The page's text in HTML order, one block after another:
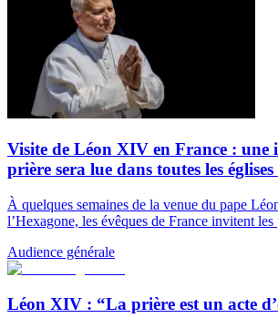
Visite de Léon XIV en France : une
prière sera lue dans toutes les
À quelques semaines de la venue du pape
l’Hexagone, les évêques de France invitent les
Audience générale
Léon XIV : “La prière est un acte